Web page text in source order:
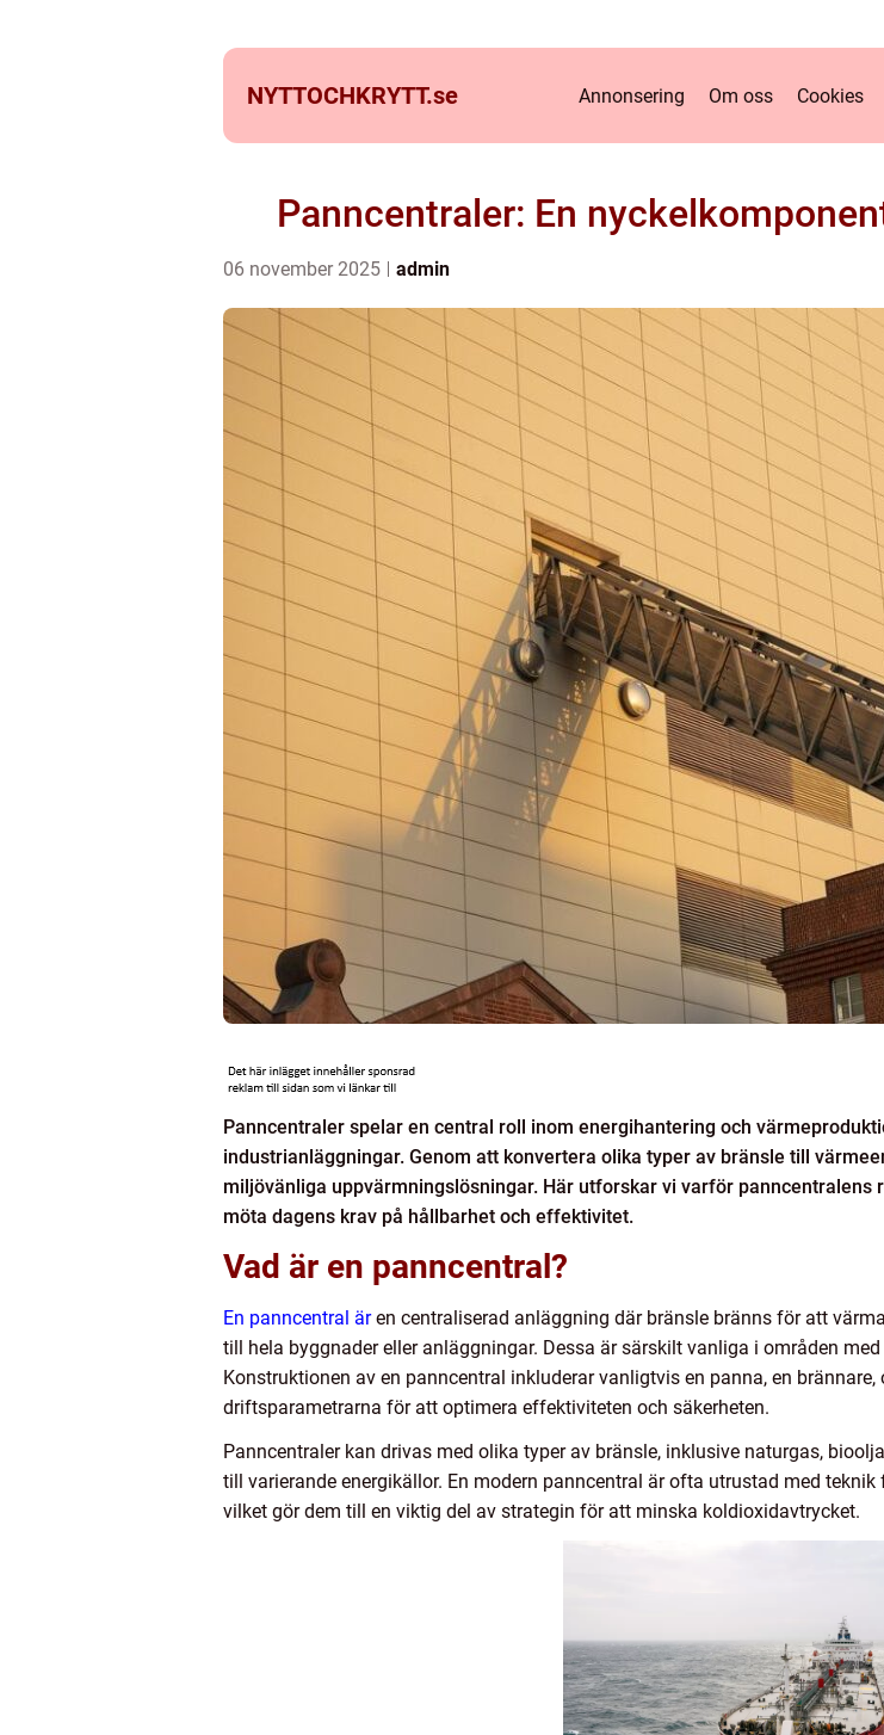
NYTTOCHKRYTT.se Annonsering Om oss Cookies
Panncentraler: En
06 november 2025 admin
Panncentraler spelar en central roll inom energihantering och
industrianläggningar. Genom att konvertera olika typer av bränsle till
miljövänliga uppvärmningslösningar. Här utforskar vi varför
möta dagens krav på hållbarhet och effektivitet.
Vad är en panncentral?
En panncentral ären centraliserad anläggning där bränsle bränns för att
till hela byggnader eller anläggningar. Dessa är särskilt vanliga i områden
Konstruktionen av en panncentral inkluderar vanligtvis en panna, en
driftsparametrarna för att optimera effektiviteten och säkerheten.
Panncentraler kan drivas med olika typer av bränsle, inklusive naturgas,
till varierande energikällor. En modern panncentral är ofta utrustad med
vilket gör dem till en viktig del av strategin för att minska koldioxidavtrycket.